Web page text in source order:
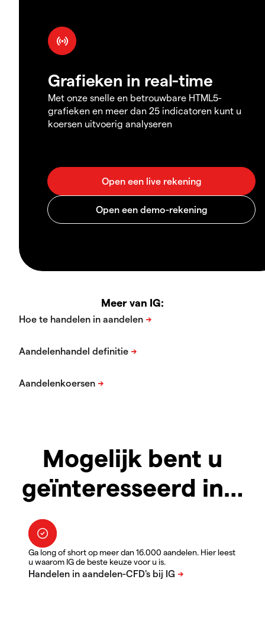
Grafieken in real-time
Met onze snelle en betrouwbare HTML5-
grafieken en meer dan 25 indicatoren kunt u
koersen uitvoerig analyseren
Meer van IG:
Mogelijk bent u
geïnteresseerd in…
Ga long of short op meer dan 16.000 aandelen. Hier leest
u waarom IG de beste keuze voor u is.